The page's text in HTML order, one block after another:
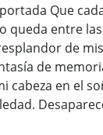
Que
queda entre
de
de
cabeza en el